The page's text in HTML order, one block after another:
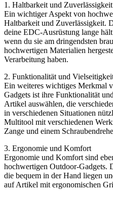
1. Haltbarkeit und Zuverlässigkeit
Ein wichtiger Aspekt von
Haltbarkeit und Zuverlässigkeit.
deine EDC-Ausrüstung lange
wenn du sie am dringendsten
hochwertigen Materialien
Verarbeitung haben.
2. Funktionalität und
Ein weiteres wichtiges Merkmal
Gadgets ist ihre Funktionalität
Artikel auswählen, die
in verschiedenen Situationen
Multitool mit verschiedenen
Zange und einem
3. Ergonomie und Komfort
Ergonomie und Komfort sind
hochwertigen Outdoor-Gadgets.
die bequem in der Hand liegen
auf Artikel mit ergonomischen